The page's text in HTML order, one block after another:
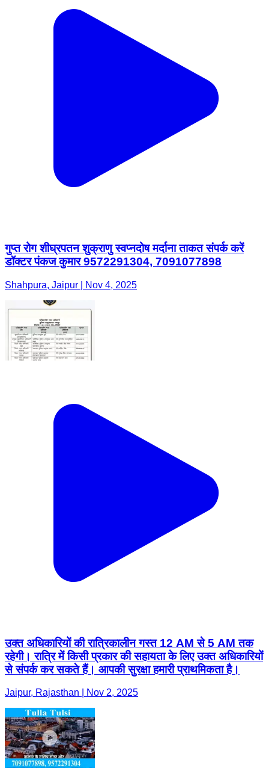
गुप्त रोग शीघ्रपतन शुक्राणु स्वप्नदोष मर्दाना ताकत संपर्क करें
डॉक्टर पंकज कुमार 9572291304, 7091077898
Shahpura, Jaipur | Nov 4, 2025
उक्त अधिकारियों की रात्रिकालीन गस्त 12 AM से 5 AM तक
रहेगी। रात्रि में किसी प्रकार की सहायता के लिए उक्त अधिकारियों
से संपर्क कर सकते हैं। आपकी सुरक्षा हमारी प्राथमिकता है।
Jaipur, Rajasthan | Nov 2, 2025